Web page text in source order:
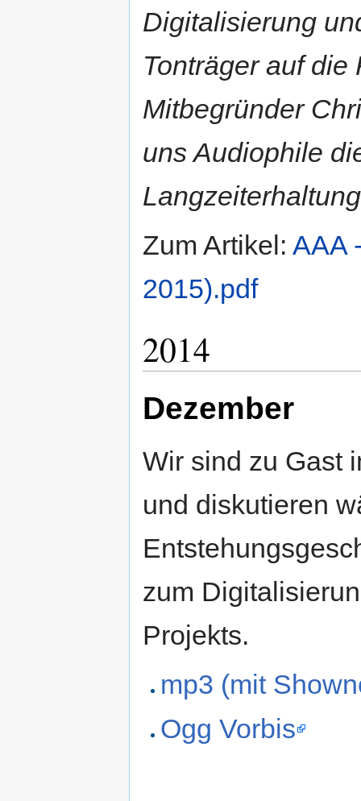
Digitalisierung
Tonträger auf
Mitbegründer
uns Audiophile
Zum Artikel: AAA
2015).pdf
2014
Dezember
Wir sind zu Gast
und diskutieren
zum
Projekts.
mp3 (mit
Ogg Vorbis